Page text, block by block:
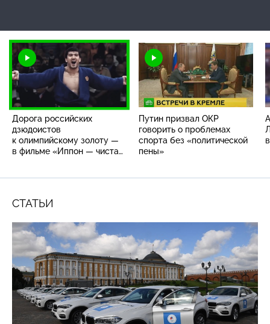
Дорога российских
дзюдоистов
к олимпийскому золоту —
в фильме «Иппон — чистая
Путин призвал ОКР
говорить о проблемах
спорта без «политической
пены»
СТАТЬИ